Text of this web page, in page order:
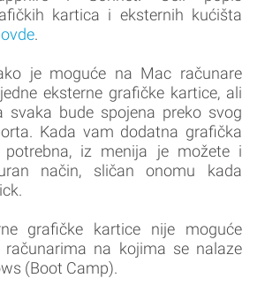
kartica i eksternih kućišta
ovde.
je moguće na Mac računare
eksterne grafičke kartice, ali
svaka bude spojena preko svog
Kada vam dodatna grafička
iz menija je možete i
način, sličan onomu kada
grafičke kartice nije moguće
na kojima se nalaze
(Boot Camp).